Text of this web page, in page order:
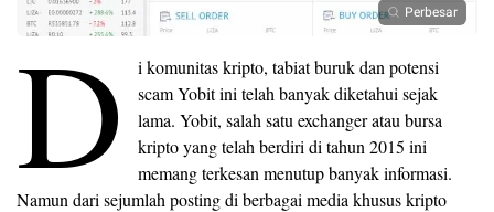
Perbesar
D
i komunitas kripto, tabiat buruk dan potensi
scam Yobit ini telah banyak diketahui sejak
lama. Yobit, salah satu exchanger atau bursa
kripto yang telah berdiri di tahun 2015 ini
memang terkesan menutup banyak informasi.
Namun dari sejumlah posting di berbagai media khusus kripto